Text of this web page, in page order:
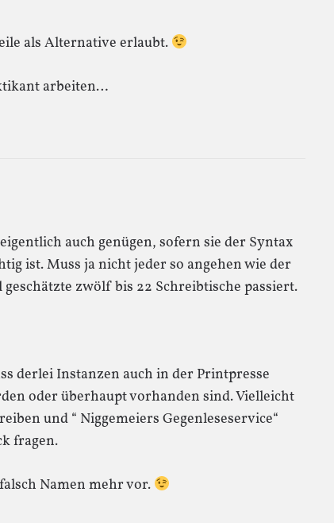
als Alternative erlaubt.
arbeiten…
auch genügen, sofern sie der Syntax
ist. Muss ja nicht jeder so angehen wie der
zwölf bis 22 Schreibtische passiert.
derlei Instanzen auch in der Printpresse
oder überhaupt vorhanden sind. Vielleicht
und “ Niggemeiers Gegenleseservice“
fragen.
Namen mehr vor.